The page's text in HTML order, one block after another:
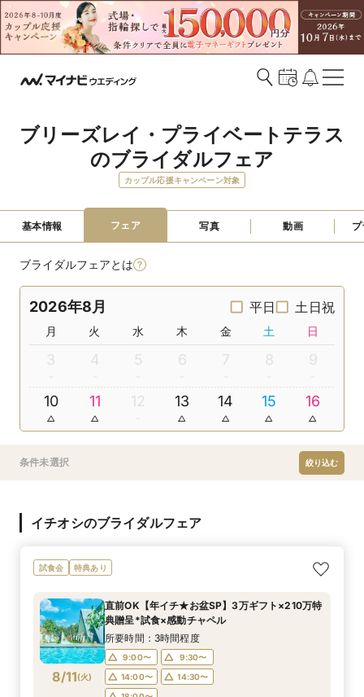
ブリーズレイ・プライベートテラス
のブライダルフェア
カップル応援キャンペーン対象
基本情報 フェア 写真 動画
ブライダルフェアとは
2026年8月 平日 土日祝
月 火 水 木 金 土 日
3 4 5 6 7 8 9
10 11 12 13 14 15 16
条件未選択 絞り込む
イチオシのブライダルフェア
試食会 特典あり
8/11(火)
直前OK【年イチ★お盆SP】3万ギフト×210万特
典贈呈*試食×感動チャペル
所要時間：3時間程度
9:00〜
9:30〜
14:00〜
14:30〜